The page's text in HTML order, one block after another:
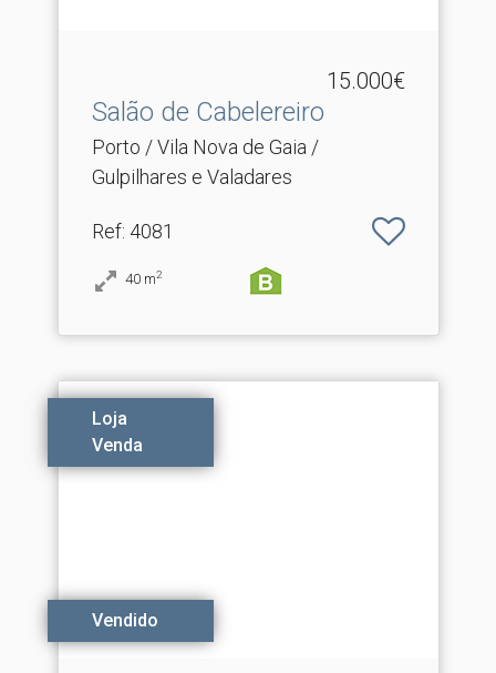
15.000€
Salão de Cabelereiro
Porto / Vila Nova de Gaia /
Gulpilhares e Valadares
Ref: 4081
40 m2
Loja
Venda
Vendido